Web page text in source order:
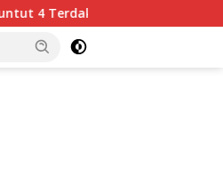
Fashion Festival 2024,